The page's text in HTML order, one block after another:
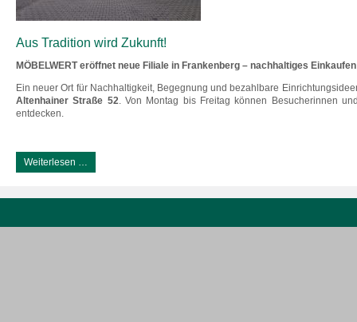
Aus Tradition wird Zukunft!
MÖBELWERT eröffnet neue Filiale in Frankenberg – nachhaltiges
Ein neuer Ort für Nachhaltigkeit, Begegnung und bezahlbare
Altenhainer Straße 52. Von Montag bis Freitag können Besucherinnen
entdecken.
Weiterlesen …